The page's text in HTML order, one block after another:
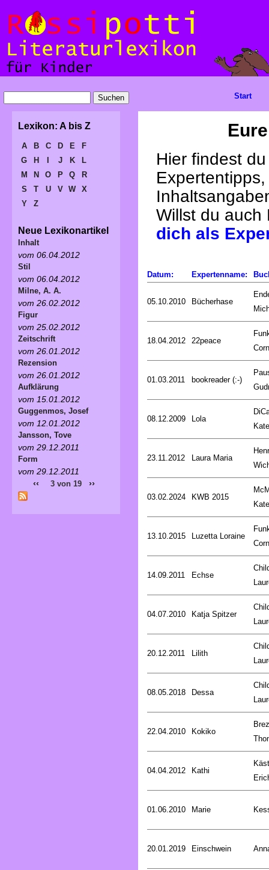
Hier findest
Willst du
dich als
Datum: Expertenname:
05.10.2010 Bücherhase
18.04.2012 22peace
01.03.2011 bookreader (:-)
08.12.2009 Lola
Kate
23.11.2012 Laura Maria
03.02.2024 KWB 2015
Kate
13.10.2015 Luzetta Loraine
14.09.2011 Echse
04.07.2010 Katja Spitzer
20.12.2011 Lilith
08.05.2018 Dessa
22.04.2010 Kokiko
04.04.2012 Kathi
01.06.2010 Marie
20.01.2019 Einschwein
Start
Lexikon: A bis Z
A B C D E
F
G
H J K
L
M
N O P Q
R
S
T U V W
X
Y
Z
Neue Lexikonartikel
Inhalt
vom 06.04.2012
Stil
vom 06.04.2012
Milne, A. A.
vom 26.02.2012
Figur
vom 25.02.2012
Zeitschrift
vom 26.01.2012
Rezension
vom 26.01.2012
Aufklärung
vom 15.01.2012
Guggenmos, Josef
vom 12.01.2012
Jansson, Tove
vom 29.12.2011
Form
vom 29.12.2011
‹‹ 3 von 19 ››